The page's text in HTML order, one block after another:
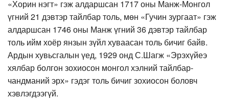
«Хорин нэгт» гэж алдаршсан 1717 оны Манж-Монгол
үгний 21 дэвтэр тайлбар толь, мөн «Гучин зургаат» гэж
алдаршсан 1746 оны Манж үгний 36 дэвтэр тайлбар
толь ийм хоёр янзын зүйл хуваасан толь бичиг байв.
Ардын хувьсгалын үед, 1929 онд С.Шагж «Эрэхүйеэ
хялбар болгон зохиосон монгол хэлний тайлбар-
чандманий эрх» гэдэг толь бичиг зохиосон боловч
хэвлэгдээгүй.